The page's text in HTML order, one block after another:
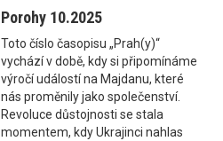
Porohy 10.2025
Toto číslo časopisu „Prah(y)“
vychází v době, kdy si připomínáme
výročí událostí na Majdanu, které
nás proměnily jako společenství.
Revoluce důstojnosti se stala
momentem, kdy Ukrajinci nahlas